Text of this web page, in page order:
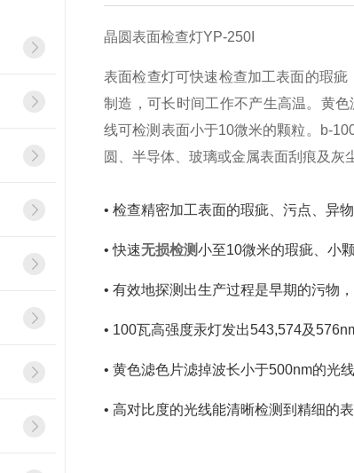
晶圆表面检查灯YP-250I
表面检查灯可快速检查加工表面的瑕
制造，可长时间工作不产生高温。黄
线可检测表面小于10微米的颗粒。b-
圆、半导体、玻璃或金属表面刮痕及灰
• 检查精密加工表面的瑕疵、污点、异
• 快速无损检测小至10微米的瑕疵、小
• 有效地探测出生产过程是早期的污物
• 100瓦高强度汞灯发出543,574及
• 黄色滤色片滤掉波长小于500nm的光
• 高对比度的光线能清晰检测到精细的